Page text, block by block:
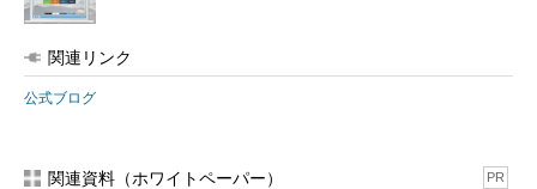
関連リンク
公式ブログ
関連資料（ホワイトペーパー） PR